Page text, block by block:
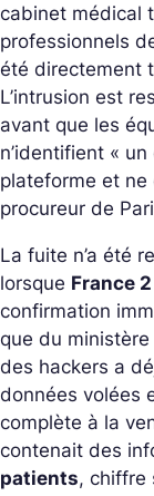
cabinet médical
professionnels
été directement
L’intrusion est
avant que les
n’identifient «
plateforme et
procureur de
La fuite n’a été
lorsque France 2
confirmation
que du
des hackers a
données volées
complète à la
contenait des
patients, chiffre